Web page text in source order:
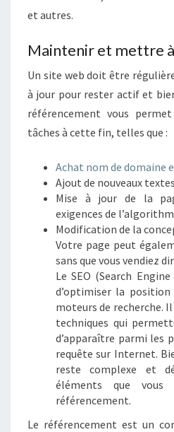
L
E
N
!
et autres.
Maintenir et mettre
Un site web doit être
à jour pour rester actif et
référencement vous
tâches à cette fin, telles que :
Achat nom de domaine
Ajout de nouveaux
Mise à jour de la
exigences de
Modification de la
Votre page peut
sans que vous vendiez
Le SEO (Search
d’optimiser la position
moteurs de recherche. Il
techniques qui
d’apparaître parmi les
requête sur Internet.
reste complexe et
éléments que
référencement.
Le référencement est un